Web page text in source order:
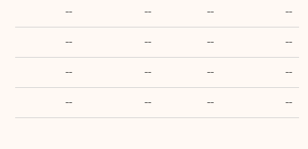
--
--
--
--
--
--
--
--
--
--
--
--
--
--
--
--